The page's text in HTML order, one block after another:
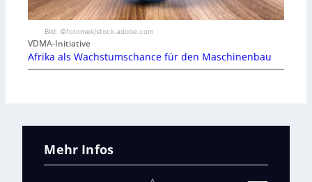
Bild: ©fotomek/stock.adobe.com
VDMA-Initiative
Afrika als Wachstumschance für den Maschinenbau
Mehr Infos